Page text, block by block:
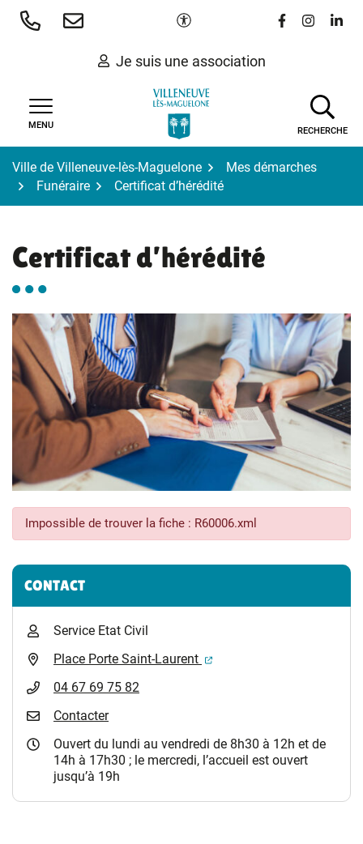
Aller
Paramètres d'accessibilité
Lien vers le
Lien vers
Lien
Je suis une association
MENU
RECHERCHE
Ville de Villeneuve-lès-Maguelone
Mes démarches
Funéraire
Certificat d’hérédité
Certificat d’hérédité
Impossible de trouver la fiche : R60006.xml
Informations complémentaires
CONTACT
Service Etat Civil
Place Porte Saint-Laurent
(ouverture dans un
04 67 69 75 82
Contacter
Ouvert du lundi au vendredi de 8h30 à 12h et de
14h à 17h30 ; le mercredi, l’accueil est ouvert
jusqu’à 19h